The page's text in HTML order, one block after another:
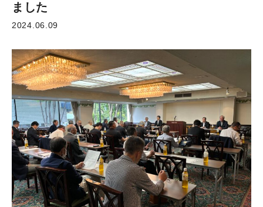
ました
2024.06.09